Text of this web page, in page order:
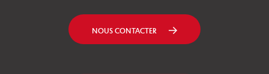
NOUS CONTACTER